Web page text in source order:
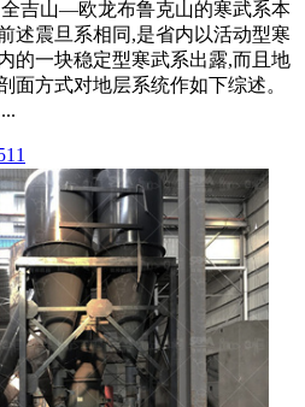
吉山—欧龙布鲁克山的寒武系本
述震旦系相同,是省内以活动型寒
的一块稳定型寒武系出露,而且地
面方式对地层系统作如下综述。